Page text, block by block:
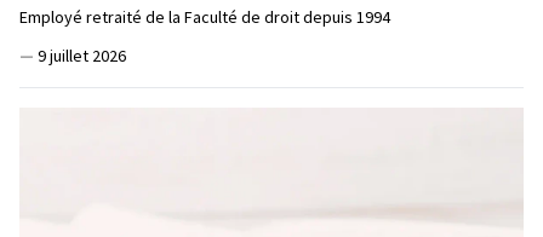
Employé retraité de la Faculté de droit depuis 1994
— 9 juillet 2026